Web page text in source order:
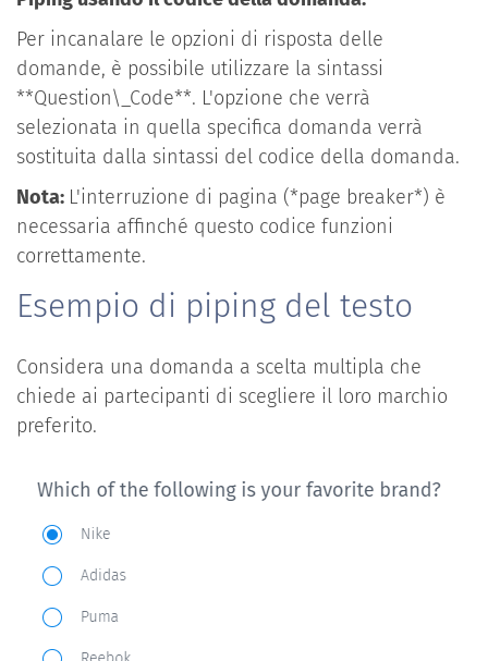
Per incanalare le opzioni di risposta delle
domande, è possibile utilizzare la sintassi
**Question\_Code**. L'opzione che verrà
selezionata in quella specifica domanda verrà
sostituita dalla sintassi del codice della domanda.
Nota: L'interruzione di pagina (*page breaker*) è
necessaria affinché questo codice funzioni
correttamente.
Esempio di piping del testo
Considera una domanda a scelta multipla che
chiede ai partecipanti di scegliere il loro marchio
preferito.